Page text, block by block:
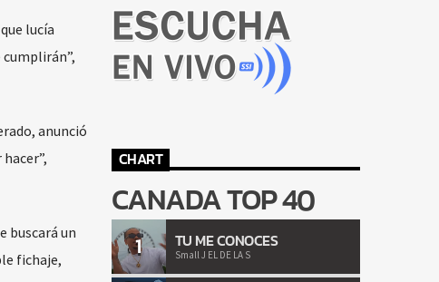
lucía
anunció
buscará un
fichaje,
CHART
CANADA TOP 40
1 TU ME CONOCES
Small J EL DE LA S